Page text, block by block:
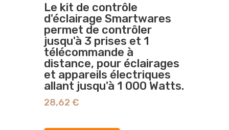
Le kit de contrôle
d'éclairage Smartwares
permet de contrôler
jusqu'à 3 prises et 1
télécommande à
distance, pour éclairages
et appareils électriques
allant jusqu'à 1 000 Watts.
28,62 €